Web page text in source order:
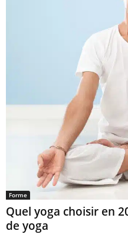
Forme
Quel yoga choisir en
de yoga